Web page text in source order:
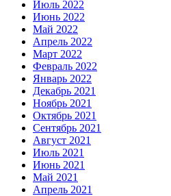
Июль 2022
Июнь 2022
Май 2022
Апрель 2022
Март 2022
Февраль 2022
Январь 2022
Декабрь 2021
Ноябрь 2021
Октябрь 2021
Сентябрь 2021
Август 2021
Июль 2021
Июнь 2021
Май 2021
Апрель 2021